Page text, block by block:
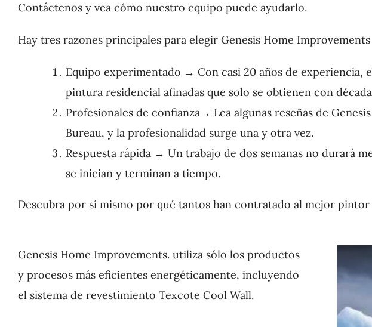
Contáctenos y vea cómo nuestro equipo puede ayudarlo.
Hay tres razones principales para elegir Genesis Home
Equipo experimentado → Con casi 20 años de experiencia,
pintura residencial afinadas que solo se obtienen con
Profesionales de confianza→ Lea algunas reseñas de
Bureau, y la profesionalidad surge una y otra vez.
Respuesta rápida → Un trabajo de dos semanas no durará
se inician y terminan a tiempo.
Descubra por sí mismo por qué tantos han contratado al mejor
Genesis Home Improvements. utiliza sólo los productos
y procesos más eficientes energéticamente, incluyendo
el sistema de revestimiento Texcote Cool Wall.